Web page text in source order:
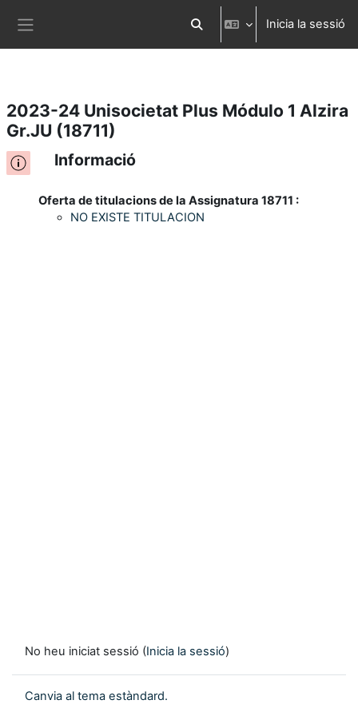
Ves al contingut principal Commuta l'entrada de la cerca
Inicia la sessió
2023-24 Unisocietat Plus Módulo 1 Alzira
Gr.JU (18711)
Informació
Oferta de titulacions de la Assignatura 18711 :
NO EXISTE TITULACION
No heu iniciat sessió (Inicia la sessió)
Canvia al tema estàndard.